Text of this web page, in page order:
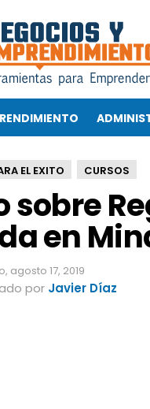
EL EXITO CURSOS
sobre
en
agosto 17, 2019
por Javier Díaz